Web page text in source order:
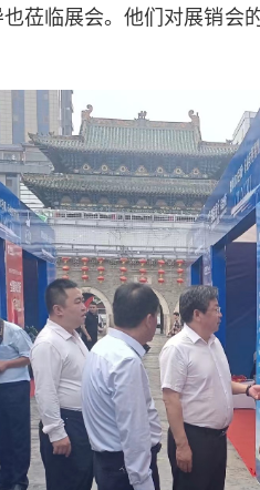
莅临展会。他们对展销